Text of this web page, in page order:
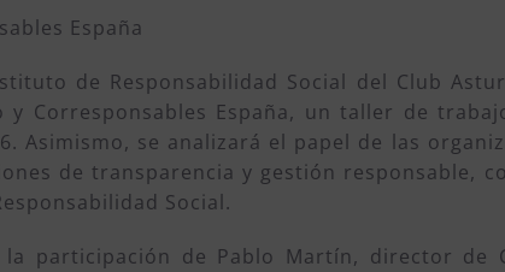
España
de Responsabilidad Social del Club
y Corresponsables España, un taller de
Asimismo, se analizará el papel de las
de transparencia y gestión responsable,
Social.
participación de Pablo Martín, director de